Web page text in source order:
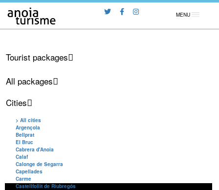
MENU
Tourist packages
All packages
Cities
> All cities
Argençola
Bellprat
El Bruc
Cabrera d'Anoia
Calaf
Calonge de Segarra
Capellades
Carme
Castellfollit de Riubregós